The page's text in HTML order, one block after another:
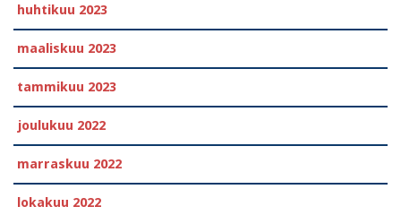
huhtikuu 2023
maaliskuu 2023
tammikuu 2023
joulukuu 2022
marraskuu 2022
lokakuu 2022